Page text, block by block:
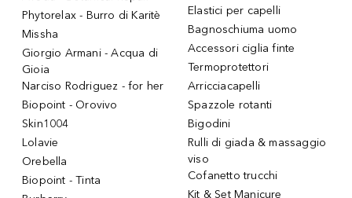
Phytorelax - Burro di Karitè
Missha
Giorgio Armani - Acqua di
Gioia
Narciso Rodriguez - for her
Biopoint - Orovivo
Skin1004
Lolavie
Orebella
Biopoint - Tinta
Elastici per capelli
Bagnoschiuma uomo
Accessori ciglia finte
Termoprotettori
Arricciacapelli
Spazzole rotanti
Bigodini
Rulli di giada & massaggio
viso
Cofanetto trucchi
Kit & Set Manicure